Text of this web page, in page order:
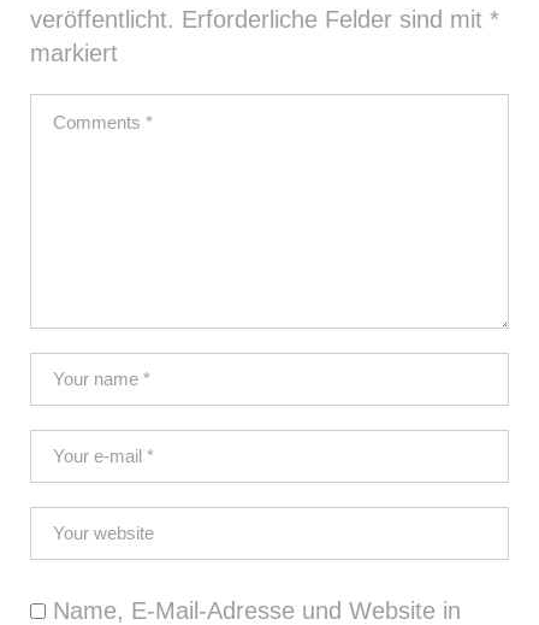
veröffentlicht. Erforderliche Felder sind mit *
markiert
Name, E-Mail-Adresse und Website in